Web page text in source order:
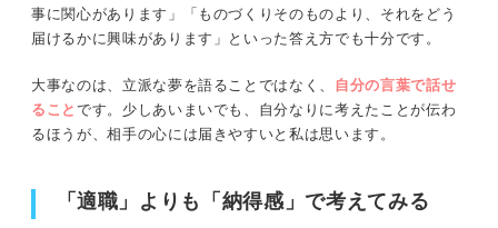
事に関心があります」「ものづくりそのものより、それをどう
届けるかに興味があります」といった答え方でも十分です。
大事なのは、立派な夢を語ることではなく、 自分の言葉で話せ
ること です。少しあいまいでも、自分なりに考えたことが伝わ
るほうが、相手の心には届きやすいと私は思います。
「適職」よりも「納得感」で考えてみる